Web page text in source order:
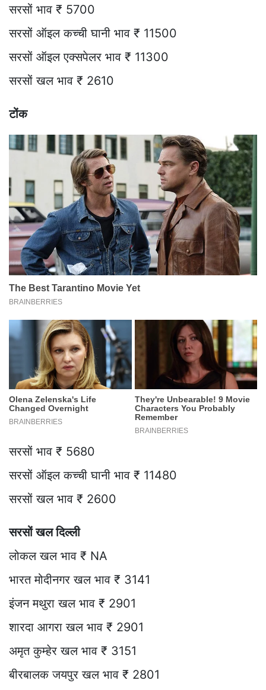
सरसों भाव ₹ 5700
सरसों ऑइल कच्ची घानी भाव ₹ 11500
सरसों ऑइल एक्सपेलर भाव ₹ 11300
सरसों खल भाव ₹ 2610
टोंक
सरसों भाव ₹ 5680
सरसों ऑइल कच्ची घानी भाव ₹ 11480
सरसों खल भाव ₹ 2600
सरसों खल दिल्ली
लोकल खल भाव ₹ NA
भारत मोदीनगर खल भाव ₹ 3141
इंजन मथुरा खल भाव ₹ 2901
शारदा आगरा खल भाव ₹ 2901
अमृत कुम्हेर खल भाव ₹ 3151
बीरबालक जयपुर खल भाव ₹ 2801